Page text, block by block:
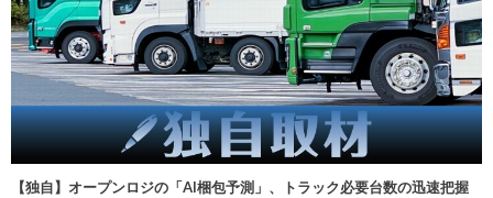
【独自】オープンロジの「AI梱包予測」、トラック必要台数の迅速把握